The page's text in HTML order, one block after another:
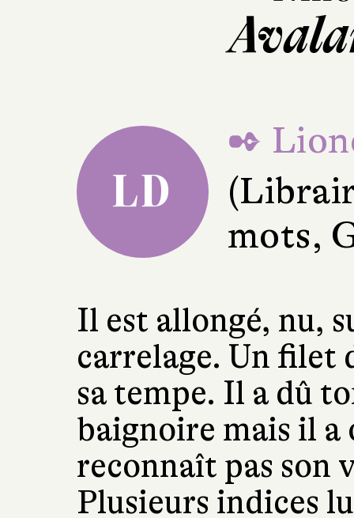
LD
✒
mots,
Il est allongé, nu,
carrelage. Un filet
sa tempe. Il a dû
baignoire mais il a
reconnaît pas son
Plusieurs indices